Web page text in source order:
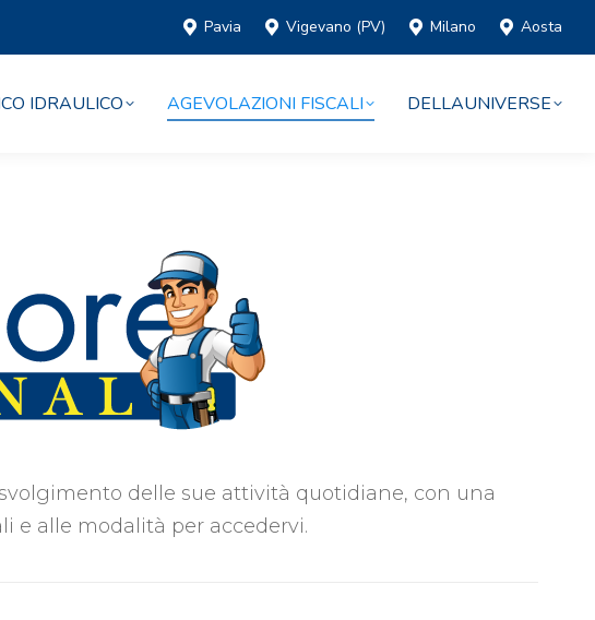
Pavia Vigevano (PV) Milano Aosta
IDRAULICO AGEVOLAZIONI FISCALI DELLAUNIVERSE
delle sue attività quotidiane, con una
e alle modalità per accedervi.